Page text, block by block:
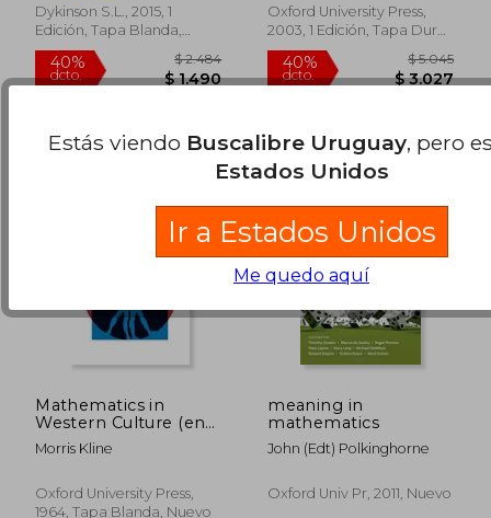
40%
dcto.
40%
dcto.
Dykinson S.L., 2015, 1
Edición, Tapa Blanda,
Nuevo
Oxford University Press,
2003, 1 Edición, Tapa Dura,
Nuevo
Mathematics in
Western Culture (en
Inglés)
Morris Kline
Oxford University Press,
1964, Tapa Blanda, Nuevo
meaning in
mathematics
John (edt) Polkinghorne
Oxford Univ Pr, 2011, Nuevo
Estás viendo Buscalibre Uruguay, pero
Estados Unidos
Ir a Estados Unidos
Me quedo aquí